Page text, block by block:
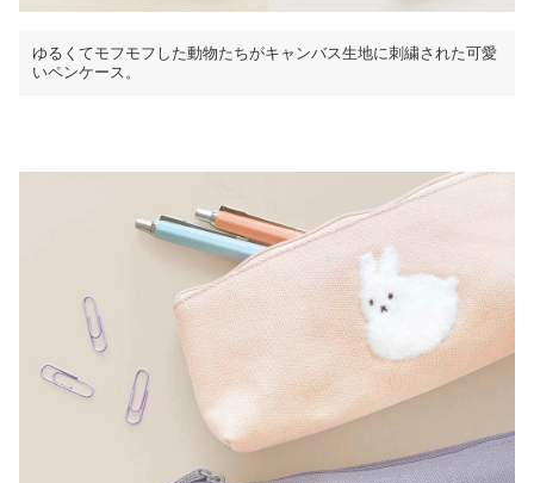
ゆるくてモフモフした動物たちがキャンバス生地に刺繍された可愛
いペンケース。